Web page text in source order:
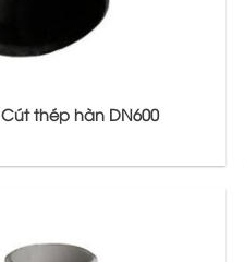
Cút thép hàn DN600